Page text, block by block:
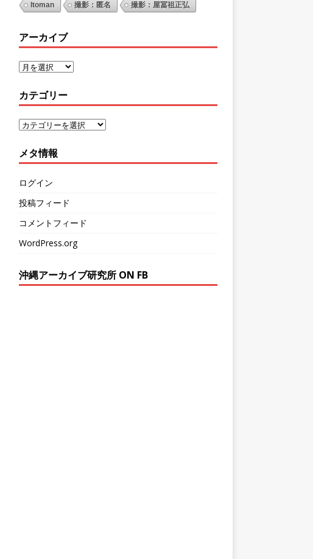
Itoman 撮影：匿名 撮影：屋冨祖正弘
アーカイブ
カテゴリー
メタ情報
ログイン
投稿フィード
コメントフィード
WordPress.org
沖縄アーカイブ研究所 ON FB